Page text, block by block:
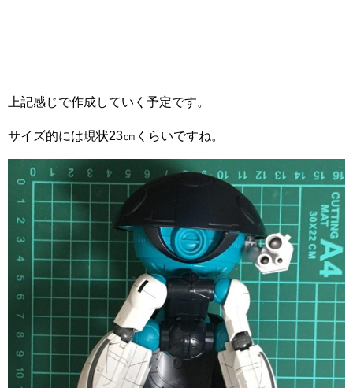
上記感じで作成していく予定です。
サイズ的には現状23㎝くらいですね。